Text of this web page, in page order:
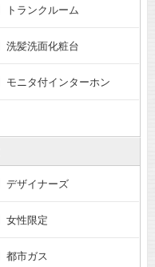
トランクルーム
洗髪洗面化粧台
モニタ付インターホン
デザイナーズ
女性限定
都市ガス